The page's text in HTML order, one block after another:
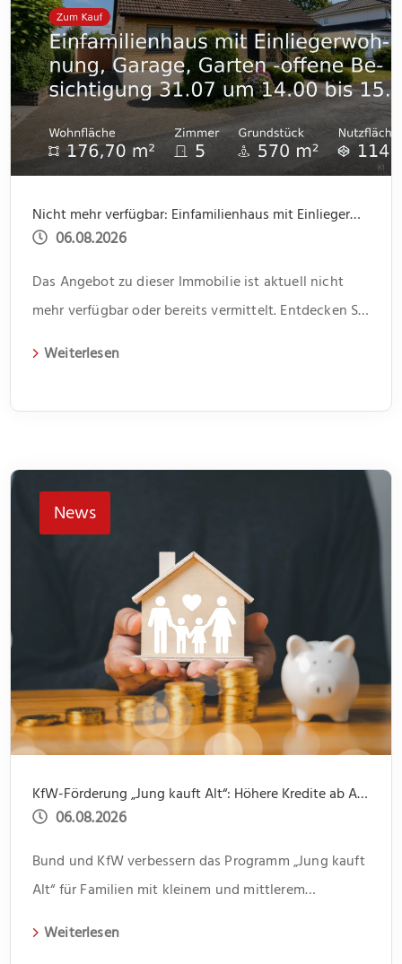
Nicht mehr verfügbar: Einfamilienhaus mit Einliegerwohnung, Garage, Garten -offene Besichtigung 31.07 um 14.00 bis 15.30
06.08.2026
Das Angebot zu dieser Immobilie ist aktuell nicht
mehr verfügbar oder bereits vermittelt. Entdecken Sie
Weiterlesen
News
KfW-Förderung „Jung kauft Alt“: Höhere Kredite ab August 2026
06.08.2026
Bund und KfW verbessern das Programm „Jung kauft
Alt“ für Familien mit kleinem und mittlerem
Weiterlesen